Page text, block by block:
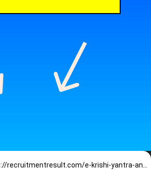
https://recruitmentresult.com/e-krishi-yantra-anudan-yojana/